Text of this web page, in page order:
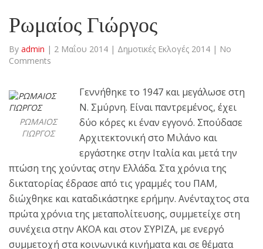
Ρωμαίος Γιώργος
By admin | 2 Μαΐου 2014 | Δημοτικές Εκλογές 2014 | No
Comments
ΡΩΜΑΙΟΣ
ΓΙΩΡΓΟΣ
Γεννήθηκε το 1947 και μεγάλωσε στη
Ν. Σμύρνη. Είναι παντρεμένος, έχει
δύο κόρες κι έναν εγγονό. Σπούδασε
Αρχιτεκτονική στο Μιλάνο και
εργάστηκε στην Ιταλία και μετά την
πτώση της χούντας στην Ελλάδα. Στα χρόνια της
δικτατορίας έδρασε από τις γραμμές του ΠΑΜ,
διώχθηκε και καταδικάστηκε ερήμην. Ανένταχτος στα
πρώτα χρόνια της μεταπολίτευσης, συμμετείχε στη
συνέχεια στην ΑΚΟΑ και στον ΣΥΡΙΖΑ, με ενεργό
συμμετοχή στα κοινωνικά κινήματα και σε θέματα